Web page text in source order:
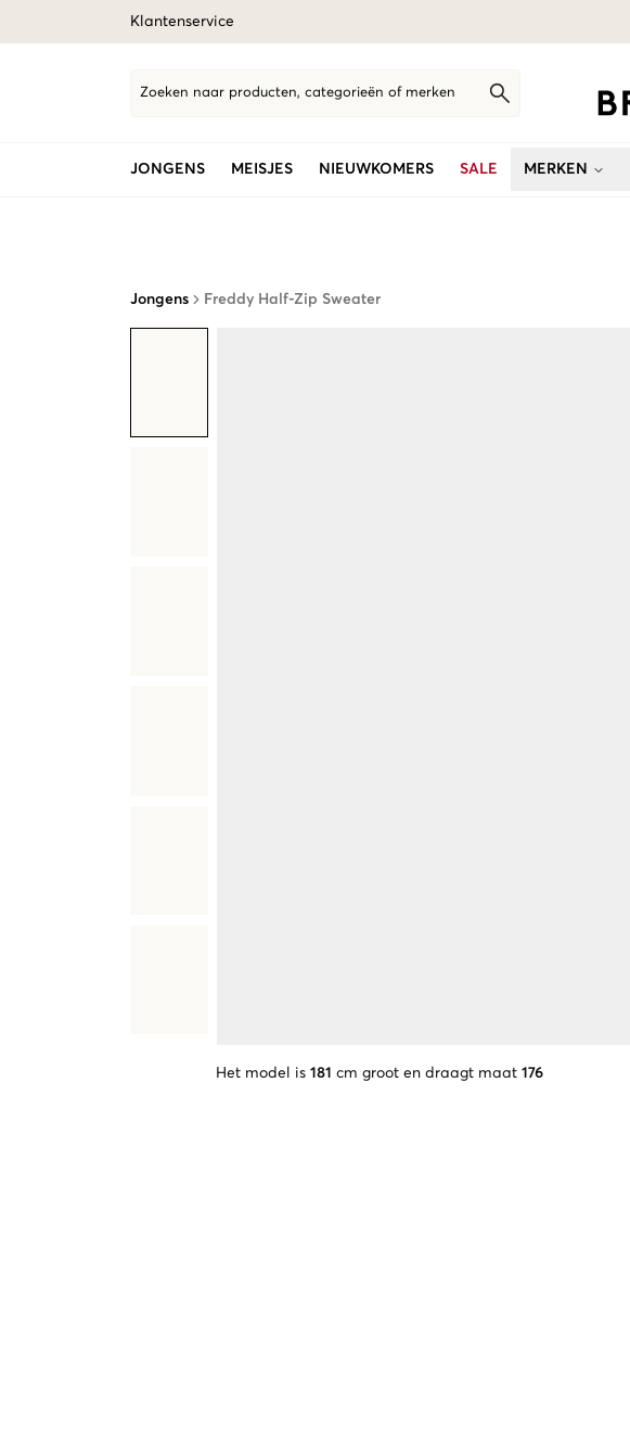
Klantenservice
Zoeken naar producten, categorieën of merken
JONGENS MEISJES NIEUWKOMERS SALE MERKEN
Jongens Freddy Half-Zip Sweater
Het model is 181 cm groot en draagt maat 176